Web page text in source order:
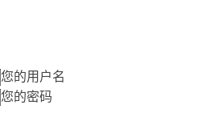
您的用户名
您的密码